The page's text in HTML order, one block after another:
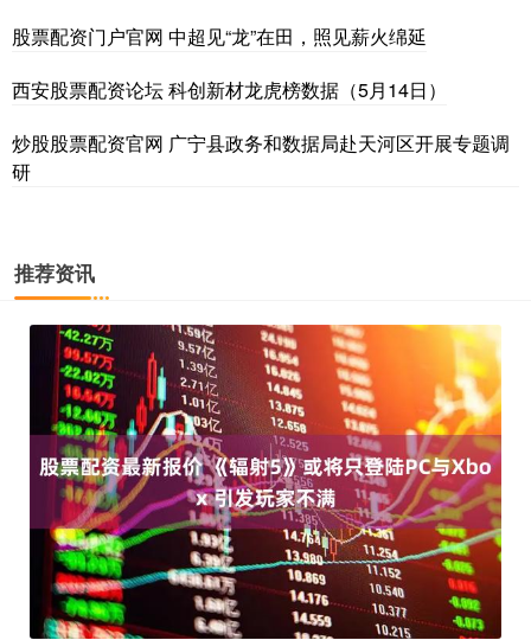
股票配资门户官网 中超见“龙”在田，照见薪火绵延
西安股票配资论坛 科创新材龙虎榜数据（5月14日）
炒股股票配资官网 广宁县政务和数据局赴天河区开展专题调
研
推荐资讯